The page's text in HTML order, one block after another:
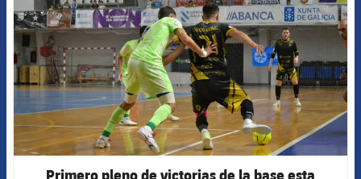
Primero pleno de victorias de la base esta